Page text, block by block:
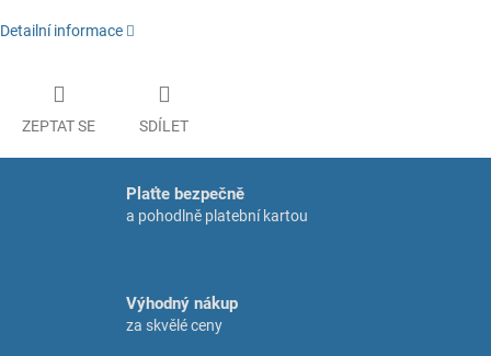
Detailní informace
ZEPTAT SE SDÍLET
Plaťte bezpečně
a pohodlně platební kartou
Výhodný nákup
za skvělé ceny